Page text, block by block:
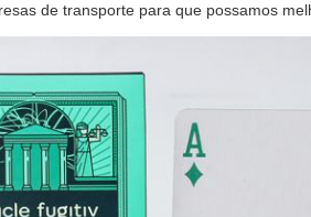
de transporte para que possamos